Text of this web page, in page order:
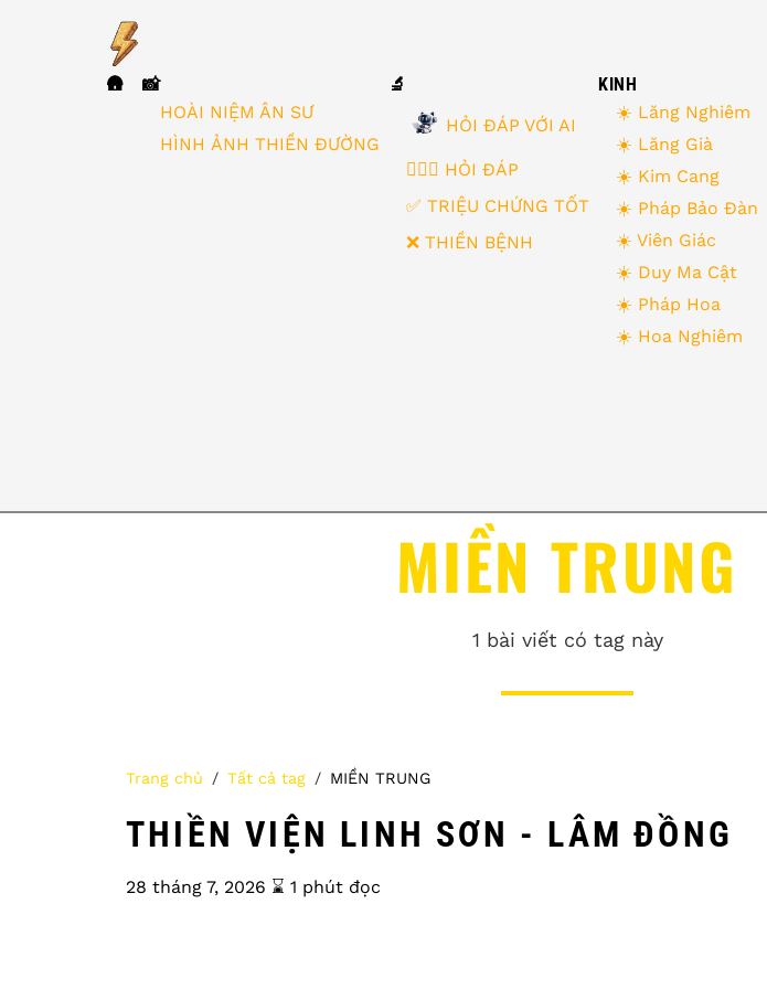
🛖
📸
HOÀI NIỆM ÂN SƯ
HÌNH ẢNH THIỀN ĐƯỜNG
🔬
HỎI ĐÁP VỚI AI
🙋🏻‍♂️ HỎI ĐÁP
✅ TRIỆU CHỨNG TỐT
❌ THIỀN BỆNH
KINH
☀️ Lăng Nghiêm
☀️ Lăng Già
☀️ Kim Cang
☀️ Pháp Bảo Đàn
☀️ Viên Giác
☀️ Duy Ma Cật
☀️ Pháp Hoa
☀️ Hoa Nghiêm
MIỀN TRUNG
1 bài viết có tag này
Trang chủ Tất cả tag MIỀN TRUNG
THIỀN VIỆN LINH SƠN - LÂM ĐỒNG
28 tháng 7, 2026 ⌛️ 1 phút đọc